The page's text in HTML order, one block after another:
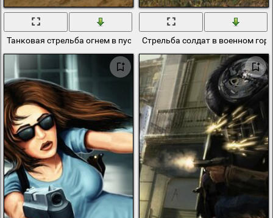
Танковая стрельба огнем в пустынеСтрельба солдат в военном